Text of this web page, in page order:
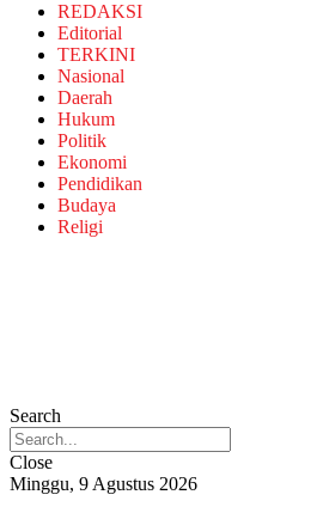
REDAKSI
Editorial
TERKINI
Nasional
Daerah
Hukum
Politik
Ekonomi
Pendidikan
Budaya
Religi
Search
Close
Minggu, 9 Agustus 2026